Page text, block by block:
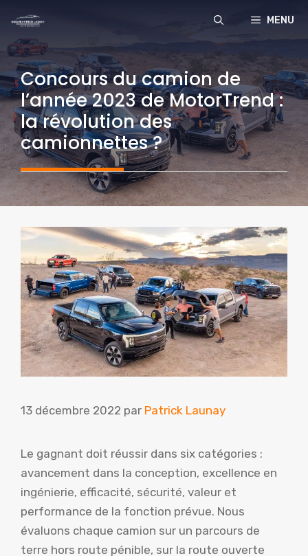
contenu
MENU
Concours du camion de
l’année 2023 de MotorTrend :
la révolution des
camionnettes ?
13 décembre 2022 par Patrick Launay
Le gagnant doit réussir dans six catégories :
avancement dans la conception, excellence en
ingénierie, efficacité, sécurité, valeur et
performance de la fonction prévue. Nous
évaluons chaque camion sur un parcours de
terre hors route pénible, sur la route ouverte